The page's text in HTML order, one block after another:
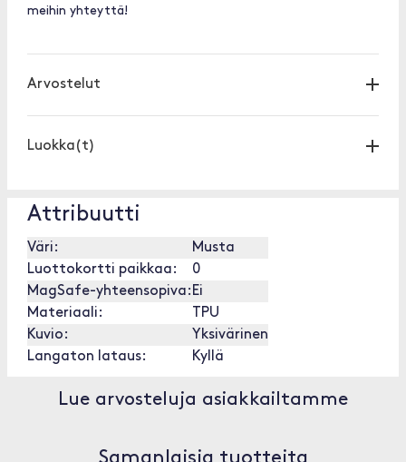
meihin yhteyttä!
Arvostelut
Luokka(t)
Attribuutti
Väri:
Musta
Luottokortti paikkaa:
0
MagSafe-yhteensopiva: Ei
Materiaali:
TPU
Kuvio:
Yksivärinen
Langaton lataus:
Kyllä
Lue arvosteluja asiakkailtamme